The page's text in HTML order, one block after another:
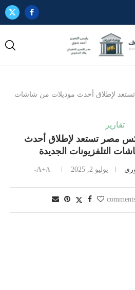
لإطلاق أحدث موديلات من شاشات
تقارير
مصر تستعد لإطلاق أحدث
التلفزيونات الجديدة
يوليو 2, 2025 A+A-